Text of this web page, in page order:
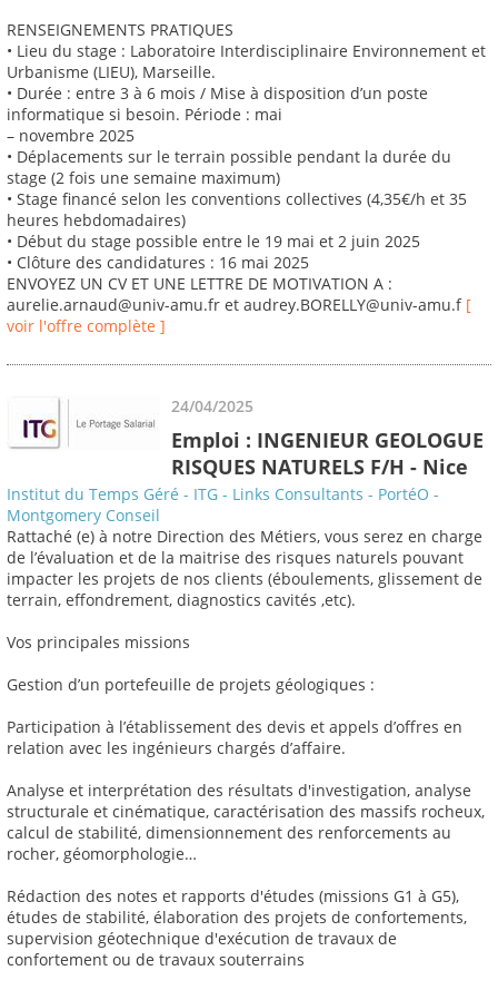
RENSEIGNEMENTS PRATIQUES
• Lieu du stage : Laboratoire Interdisciplinaire Environnement et
Urbanisme (LIEU), Marseille.
• Durée : entre 3 à 6 mois / Mise à disposition d’un poste
informatique si besoin. Période : mai
– novembre 2025
• Déplacements sur le terrain possible pendant la durée du
stage (2 fois une semaine maximum)
• Stage financé selon les conventions collectives (4,35€/h et 35
heures hebdomadaires)
• Début du stage possible entre le 19 mai et 2 juin 2025
• Clôture des candidatures : 16 mai 2025
ENVOYEZ UN CV ET UNE LETTRE DE MOTIVATION A :
aurelie.arnaud@univ-amu.fr et audrey.BORELLY@univ-amu.f [
voir l'offre complète ]
24/04/2025
Emploi : INGENIEUR GEOLOGUE
RISQUES NATURELS F/H - Nice
Institut du Temps Géré - ITG - Links Consultants - PortéO -
Montgomery Conseil
Rattaché (e) à notre Direction des Métiers, vous serez en charge
de l’évaluation et de la maitrise des risques naturels pouvant
impacter les projets de nos clients (éboulements, glissement de
terrain, effondrement, diagnostics cavités ,etc).
Vos principales missions
Gestion d’un portefeuille de projets géologiques :
Participation à l’établissement des devis et appels d’offres en
relation avec les ingénieurs chargés d’affaire.
Analyse et interprétation des résultats d'investigation, analyse
structurale et cinématique, caractérisation des massifs rocheux,
calcul de stabilité, dimensionnement des renforcements au
rocher, géomorphologie…
Rédaction des notes et rapports d'études (missions G1 à G5),
études de stabilité, élaboration des projets de confortements,
supervision géotechnique d'exécution de travaux de
confortement ou de travaux souterrains